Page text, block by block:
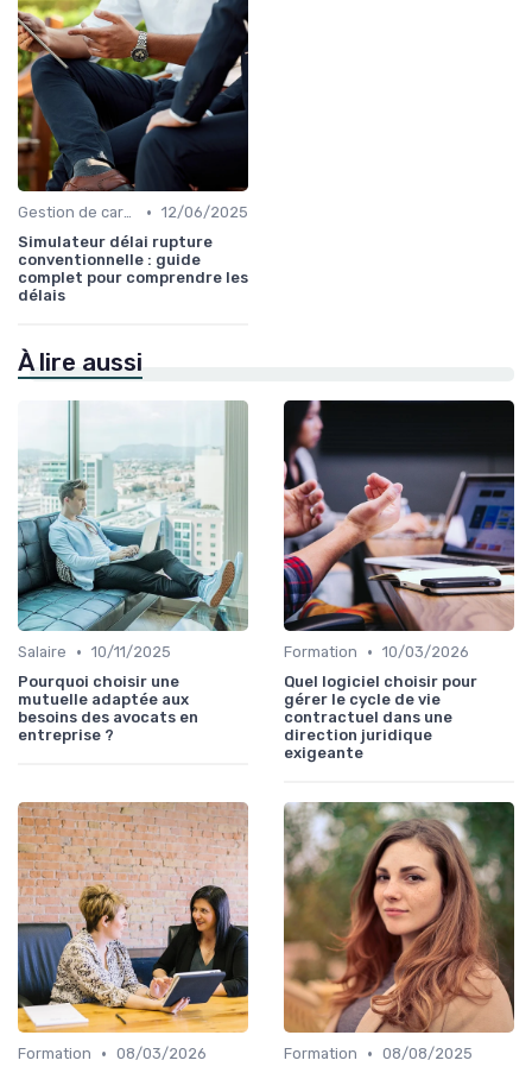
Gestion de carrière • 12/06/2025
Simulateur délai rupture
conventionnelle : guide
complet pour comprendre les
délais
À lire aussi
Salaire • 10/11/2025
Pourquoi choisir une
mutuelle adaptée aux
besoins des avocats en
entreprise ?
Formation • 10/03/2026
Quel logiciel choisir pour
gérer le cycle de vie
contractuel dans une
direction juridique
exigeante
Formation • 08/03/2026
Formation • 08/08/2025